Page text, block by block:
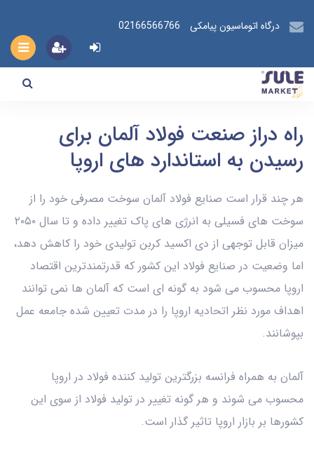
درگاه اتوماسیون پیامکی 02166566766
راه دراز صنعت فولاد آلمان برای
رسیدن به استاندارد های اروپا
هر چند قرار است صنایع فولاد آلمان سوخت مصرفی خود را از
سوخت های فسیلی به انرژی های پاک تغییر داده و تا سال ۲۰۵۰
میزان قابل توجهی از دی اکسید کربن تولیدی خود را کاهش دهد،
اما وضعیت در صنایع فولاد این کشور که قدرتمندترین اقتصاد
اروپا محسوب می شود به گونه ای است که آلمان ها نمی توانند
اهداف مورد نظر اتحادیه اروپا را در مدت تعیین شده جامعه عمل
بپوشانند.
آلمان به همراه فرانسه بزرگترین تولید کننده فولاد در اروپا
محسوب می شوند و هر گونه تغییر در تولید فولاد از سوی این
کشورها بر بازار اروپا تاثیر گذار است.